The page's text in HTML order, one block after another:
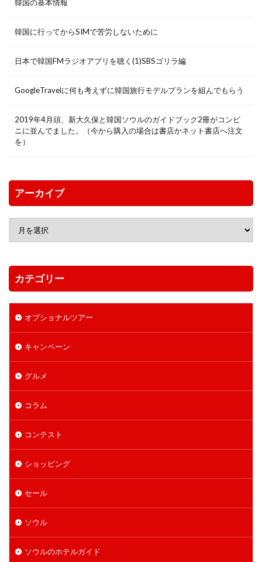
韓国の基本情報
韓国に行ってからSIMで苦労しないために
日本で韓国FMラジオアプリを聴く(1)SBSゴリラ編
GoogleTravelに何も考えずに韓国旅行モデルプランを組んでもらう
2019年4月頭、新大久保と韓国ソウルのガイドブック2冊がコンビ
ニに並んでました。（今から購入の場合は書店かネット書店へ注文
を）
アーカイブ
カテゴリー
オプショナルツアー
キャンペーン
グルメ
コラム
コンテスト
ショッピング
セール
ソウル
ソウルのホテルガイド